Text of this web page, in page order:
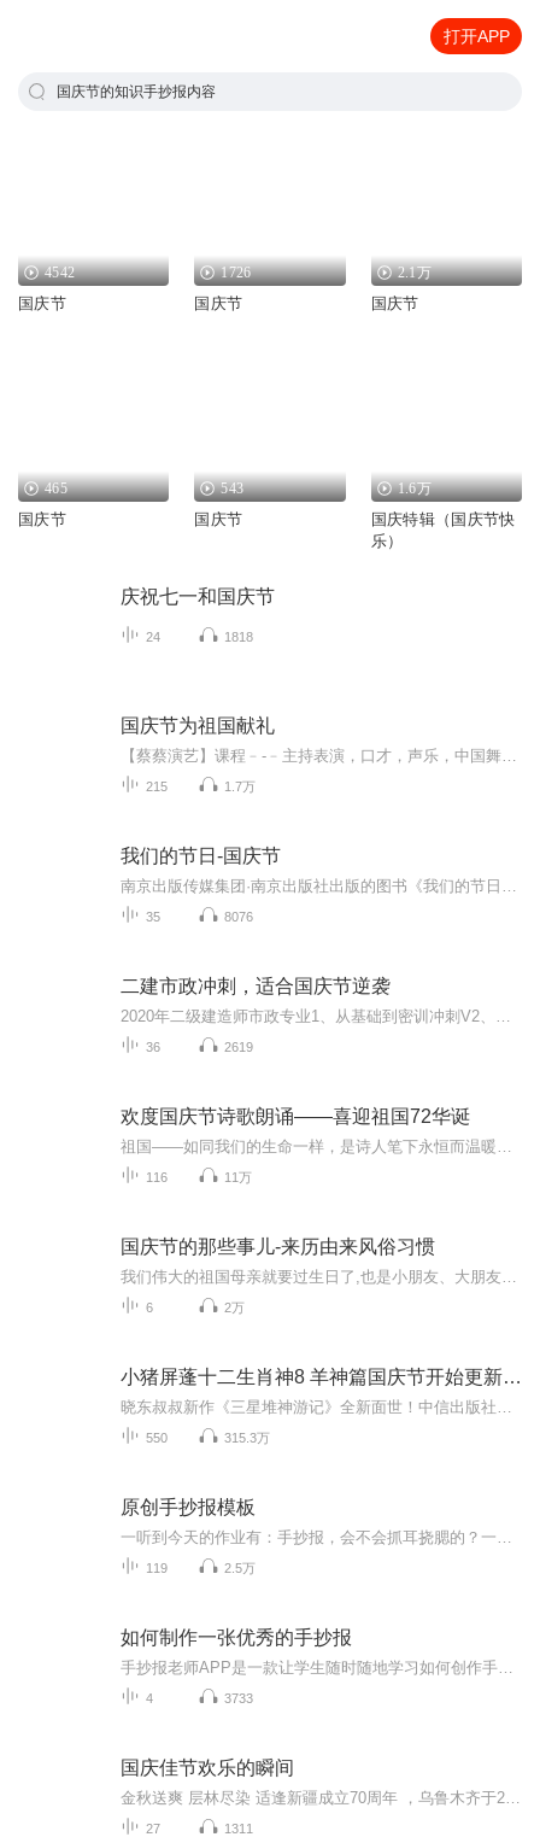
打开APP
国庆节的知识手抄报内容
4542
国庆节
1726
国庆节
2.1万
国庆节
465
国庆节
543
国庆节
1.6万
国庆特辑（国庆节快
乐）
庆祝七一和国庆节
24 1818
国庆节为祖国献礼
215 1.7万
我们的节日-国庆节
35 8076
二建市政冲刺，适合国庆节逆袭
36 2619
欢度国庆节诗歌朗诵——喜迎祖国72华诞
116 11万
国庆节的那些事儿-来历由来风俗习惯
6 2万
小猪屏蓬十二生肖神8 羊神篇国庆节开始更新啦！
550 315.3万
原创手抄报模板
119 2.5万
如何制作一张优秀的手抄报
4 3733
国庆佳节欢乐的瞬间
27 1311